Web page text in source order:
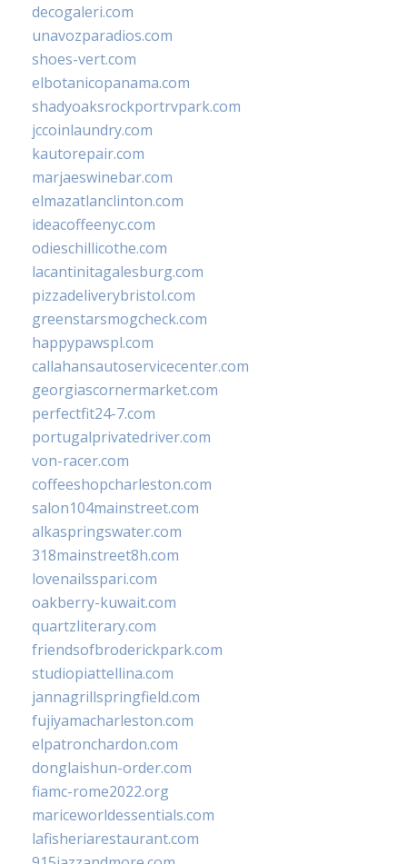
decogaleri.com
unavozparadios.com
shoes-vert.com
elbotanicopanama.com
shadyoaksrockportrvpark.com
jccoinlaundry.com
kautorepair.com
marjaeswinebar.com
elmazatlanclinton.com
ideacoffeenyc.com
odieschillicothe.com
lacantinitagalesburg.com
pizzadeliverybristol.com
greenstarsmogcheck.com
happypawspl.com
callahansautoservicecenter.com
georgiascornermarket.com
perfectfit24-7.com
portugalprivatedriver.com
von-racer.com
coffeeshopcharleston.com
salon104mainstreet.com
alkaspringswater.com
318mainstreet8h.com
lovenailsspari.com
oakberry-kuwait.com
quartzliterary.com
friendsofbroderickpark.com
studiopiattellina.com
jannagrillspringfield.com
fujiyamacharleston.com
elpatronchardon.com
donglaishun-order.com
fiamc-rome2022.org
mariceworldessentials.com
lafisheriarestaurant.com